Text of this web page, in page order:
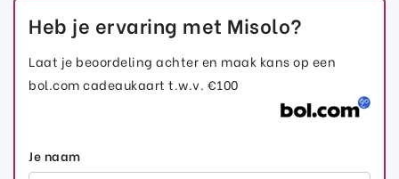
Heb je ervaring met Misolo?
Laat je beoordeling achter en maak kans op een
bol.com cadeaukaart t.w.v. €100
Je naam